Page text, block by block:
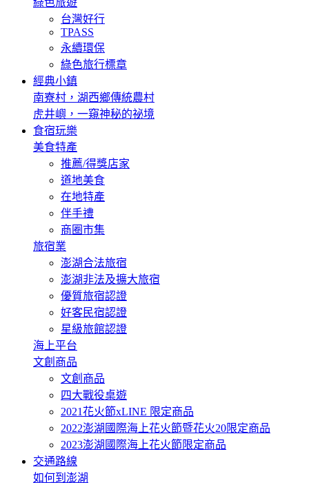
台灣好行
TPASS
永續環保
綠色旅行標章
經典小鎮
南寮村，湖西鄉傳統農村
虎井嶼，一窺神秘的祕境
食宿玩樂
美食特產
推薦/得獎店家
道地美食
在地特產
伴手禮
商圈市集
旅宿業
澎湖合法旅宿
澎湖非法及擴大旅宿
優質旅宿認證
好客民宿認證
星級旅館認證
海上平台
文創商品
文創商品
四大戰役桌遊
2021花火節xLINE 限定商品
2022澎湖國際海上花火節暨花火20限定商品
2023澎湖國際海上花火節限定商品
交通路線
如何到澎湖